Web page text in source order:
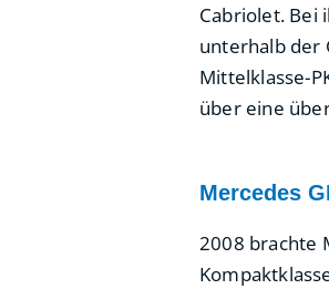
Cabriolet. Bei
unterhalb der
Mittelklasse-
über eine
Mercedes
2008 brachte